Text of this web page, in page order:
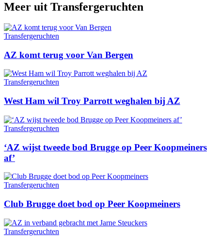
Meer uit Transfergeruchten
Transfergeruchten
AZ komt terug voor Van Bergen
Transfergeruchten
West Ham wil Troy Parrott weghalen bij AZ
Transfergeruchten
‘AZ wijst tweede bod Brugge op Peer Koopmeiners
af’
Transfergeruchten
Club Brugge doet bod op Peer Koopmeiners
Transfergeruchten